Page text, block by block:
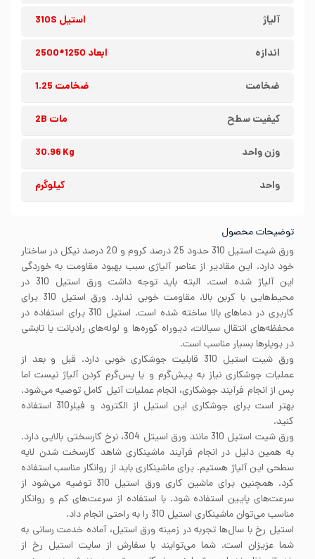
آلیاژ استیل 310S
اندازه ابعاد 1250*2500
ضخامت ضخامت 1.25
کیفیت سطح مات 2B
وزن واحد 30.98 Kg
واحد کیلوگرم
توضیحات محصول
ورق شیت استیل 310 حدود 25 درصد کروم و 20 درصد نیکل در ساختار
خود دارد. این مقادیر از عناصر آلیاژی سبب بهبود مقاومت به خوردگی
این آلیاژ شده است. البته باید توجه داشت ورق استیل 310 در
محیط‌هایی با کربن بالا، مقاومت خوبی ندارد. ورق استیل 310 برای
کاربری در دماهای بالا ساخته شده است. استیل 310 برای استفاده در
محفظه‌های انتقال سیالات، دیوراه کوره‌ها و لوله‌های رادیانت یا تابشی
در بویلرها بسیار مناسب است.
ورق شیت استیل 310 قابلیت جوشکاری خوبی دارد. قبل و بعد از
عملیات جوشکاری نیاز به پیش‌گرم و یا پس‌گرم کردن آلیاژ نیست اما
پس از انجام فرآیند جوشکاری، انجام عملیات آنیل کامل توصیه می‌شود.
بهتر است برای جوشکاری این استیل از الکترود و فیلر310 استفاده
کنید.
ورق شیت استیل 310 مانند ورق اسیتل 304، نرخ کارسختی بالایی دارد.
به همین دلیل در انجام فرآیند ماشینکاری شاهد کارسخت شدن لایه
سطحی این آلیاژ هستیم. برای ماشینکاری باید از روانکار مناسب استفاده
کرد. همچنین برای ماشین کاری ورق استیل 310 توضیه می‌شود از
سرعت‌های پایین استفاده شود. با استفاده از سرعت‌های کم و روانکار
مناسب می‌توان ماشینکاری استیل 310 را به راحتی انجام داد.
استیل رخ با سال‌ها تجربه در زمینه ورق استیل، آماده خدمت رسانی به
شما عزیزان است. شما می‌توایند با سفارش از سایت استیل رخ از